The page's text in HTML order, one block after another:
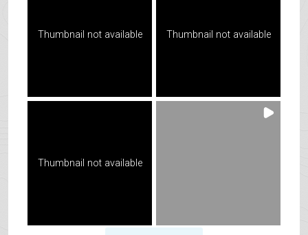
Thumbnail not available Thumbnail not available
Thumbnail not available